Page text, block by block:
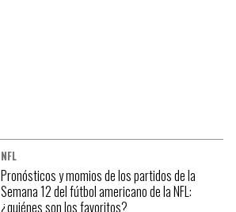
NFL
Pronósticos y momios de los partidos de la
Semana 12 del fútbol americano de la NFL:
¿quiénes son los favoritos?